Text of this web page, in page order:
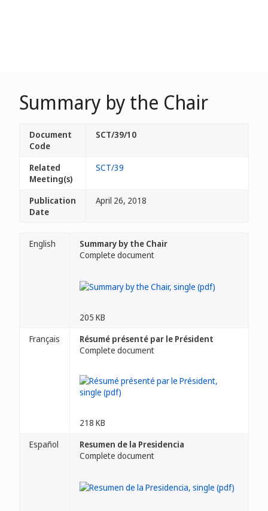
Summary by the Chair
Document
Code
SCT/39/10
Related
Meeting(s)
SCT/39
Publication
Date
April 26, 2018
English
Summary by the Chair
Complete document
205 KB
Français
Résumé présenté par le Président
Complete document
218 KB
Español
Resumen de la Presidencia
Complete document